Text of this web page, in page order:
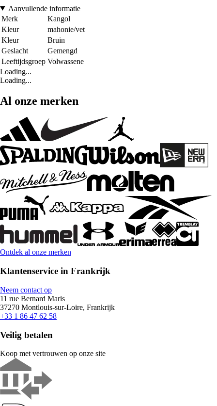
Aanvullende informatie
Merk
Kangol
Kleur
mahonie/vet
Kleur
Bruin
Geslacht
Gemengd
Leeftijdsgroep Volwassene
Loading...
Loading...
Al onze merken
Ontdek al onze merken
Klantenservice in Frankrijk
Neem contact op
11 rue Bernard Maris
37270 Montlouis-sur-Loire, Frankrijk
+33 1 86 47 62 58
Veilig betalen
Koop met vertrouwen op onze site